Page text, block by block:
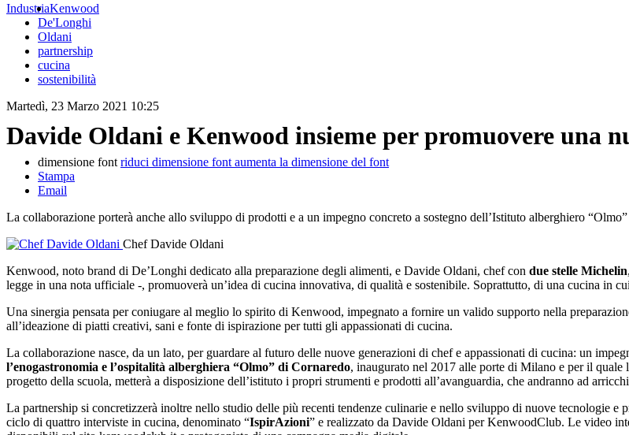
IndustriaKenwood
De'Longhi
Oldani
partnership
cucina
sostenibilità
Martedì, 23 Marzo 2021 10:25
Davide Oldani e Kenwood insieme per promuovere una
dimensione font riduci dimensione font aumenta la dimensione del font
Stampa
Email
La collaborazione porterà anche allo sviluppo di prodotti e a un impegno concreto a sostegno dell’Istituto alberghiero
Chef Davide Oldani
Kenwood, noto brand di De’Longhi dedicato alla preparazione degli alimenti, e Davide Oldani, chef con due stelle Michelin
legge in una nota ufficiale -, promuoverà un’idea di cucina innovativa, di qualità e sostenibile. Soprattutto, di una cucina in
Una sinergia pensata per coniugare al meglio lo spirito di Kenwood, impegnato a fornire un valido supporto nella
all’ideazione di piatti creativi, sani e fonte di ispirazione per tutti gli appassionati di cucina.
La collaborazione nasce, da un lato, per guardare al futuro delle nuove generazioni di chef e appassionati di cucina: un
l’enogastronomia e l’ospitalità alberghiera “Olmo” di Cornaredo, inaugurato nel 2017 alle porte di Milano e per il
progetto della scuola, metterà a disposizione dell’istituto i propri strumenti e prodotti all’avanguardia, che andranno ad
La partnership si concretizzerà inoltre nello studio delle più recenti tendenze culinarie e nello sviluppo di nuove tecnologie
ciclo di quattro interviste in cucina, denominato “IspirAzioni” e realizzato da Davide Oldani per KenwoodClub. Le video